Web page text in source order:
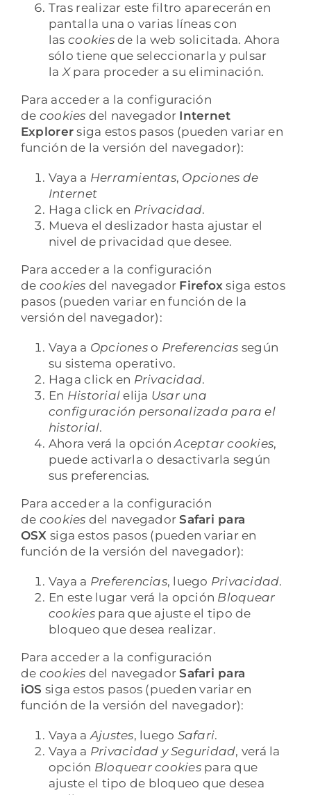
Tras realizar este filtro aparecerán en
pantalla una o varias líneas con
lascookiesde la web solicitada. Ahora
sólo tiene que seleccionarla y pulsar
laXpara proceder a su eliminación.
Para acceder a la configuración
de cookies del navegador Internet
Explorer siga estos pasos (pueden variar en
función de la versión del navegador):
Vaya a Herramientas, Opciones de
Internet
Haga click en Privacidad.
Mueva el deslizador hasta ajustar el
nivel de privacidad que desee.
Para acceder a la configuración
de cookies del navegador Firefox siga estos
pasos (pueden variar en función de la
versión del navegador):
Vaya a Opcioneso Preferencias según
su sistema operativo.
Haga click en Privacidad.
En Historial elija Usar una
configuración personalizada para el
historial.
Ahora verá la opciónAceptar cookies,
puede activarla o desactivarla según
sus preferencias.
Para acceder a la configuración
de cookies del navegadorSafari para
OSX siga estos pasos (pueden variar en
función de la versión del navegador):
Vaya a Preferencias, luego Privacidad.
En este lugar verá la opción Bloquear
cookiespara que ajuste el tipo de
bloqueo que desea realizar.
Para acceder a la configuración
de cookies del navegadorSafari para
iOS siga estos pasos (pueden variar en
función de la versión del navegador):
Vaya aAjustes, luego Safari.
Vaya a Privacidad y Seguridad, verá la
opción Bloquear cookiespara que
ajuste el tipo de bloqueo que desea